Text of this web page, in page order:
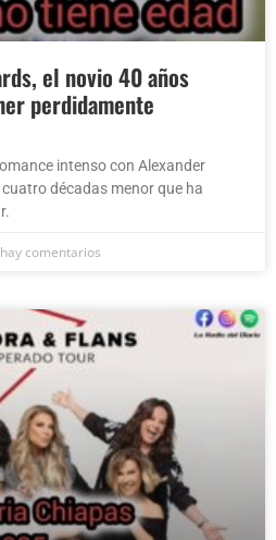
el novio 40 años
perdidamente
intenso con Alexander
décadas menor que ha
comentarios